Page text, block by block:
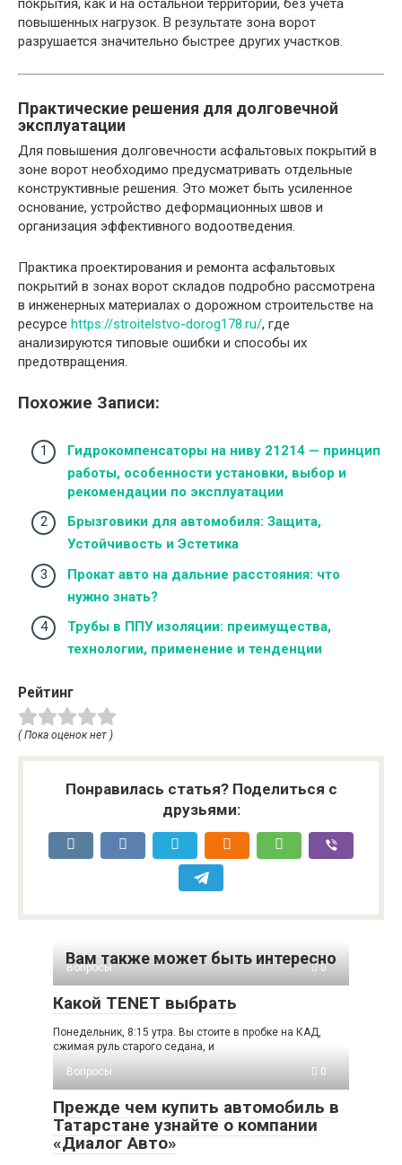
покрытия, как и на остальной территории, без учета
повышенных нагрузок. В результате зона ворот
разрушается значительно быстрее других участков.
Практические решения для долговечной
эксплуатации
Для повышения долговечности асфальтовых покрытий в
зоне ворот необходимо предусматривать отдельные
конструктивные решения. Это может быть усиленное
основание, устройство деформационных швов и
организация эффективного водоотведения.
Практика проектирования и ремонта асфальтовых
покрытий в зонах ворот складов подробно рассмотрена
в инженерных материалах о дорожном строительстве на
ресурсе https://stroitelstvo-dorog178.ru/, где
анализируются типовые ошибки и способы их
предотвращения.
Похожие Записи:
Гидрокомпенсаторы на ниву 21214 — принцип
работы, особенности установки, выбор и
рекомендации по эксплуатации
Брызговики для автомобиля: Защита,
Устойчивость и Эстетика
Прокат авто на дальние расстояния: что
нужно знать?
Трубы в ППУ изоляции: преимущества,
технологии, применение и тенденции
Рейтинг
( Пока оценок нет )
Понравилась статья? Поделиться с
друзьями:
Вам также может быть интересно
Вопросы 0
Какой TENET выбрать
Понедельник, 8:15 утра. Вы стоите в пробке на КАД,
сжимая руль старого седана, и
Вопросы
0
Прежде чем купить автомобиль в
Татарстане узнайте о компании
«Диалог Авто»